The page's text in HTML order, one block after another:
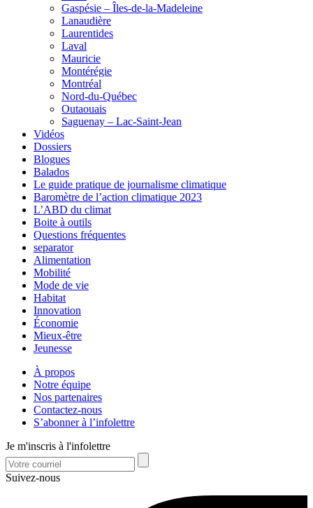
Gaspésie – Îles-de-la-Madeleine
Lanaudière
Laurentides
Laval
Mauricie
Montérégie
Montréal
Nord-du-Québec
Outaouais
Saguenay – Lac-Saint-Jean
Vidéos
Dossiers
Blogues
Balados
Le guide pratique de journalisme climatique
Baromètre de l’action climatique 2023
L’ABD du climat
Boite à outils
Questions fréquentes
separator
Alimentation
Mobilité
Mode de vie
Habitat
Innovation
Économie
Mieux-être
Jeunesse
À propos
Notre équipe
Nos partenaires
Contactez-nous
S’abonner à l’infolettre
Je m'inscris à l'infolettre
Suivez-nous